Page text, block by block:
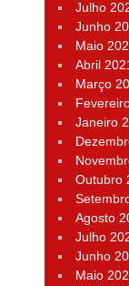
Julho
Junho
Maio
Abril
Março
Janeiro
Outubro
Agosto
Julho
Junho
Maio